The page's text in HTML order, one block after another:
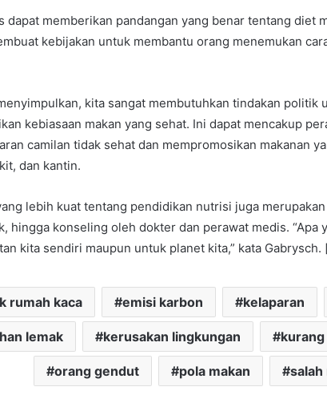
dapat memberikan pandangan yang benar tentang diet
kebijakan untuk membantu orang menemukan
kita sangat membutuhkan tindakan politik
kebiasaan makan yang sehat. Ini dapat mencakup
camilan tidak sehat dan mempromosikan makanan
dan kantin.
lebih kuat tentang pendidikan nutrisi juga
hingga konseling oleh dokter dan perawat medis. “Apa
kita sendiri maupun untuk planet kita,” kata Gabrysch.
rumah kaca emisi karbon kelaparan
lemak kerusakan lingkungan
orang gendut pola makan salah